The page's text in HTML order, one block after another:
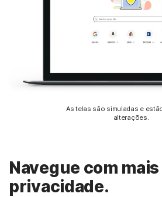
As telas são simuladas e
alterações.
Navegue com mais
privacidade.